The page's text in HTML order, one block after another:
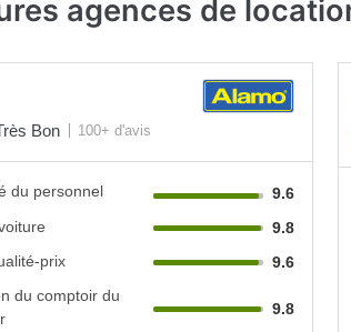
agences de
Bon 100+ d'avis
du personnel
9.6
9.8
prix
9.6
du comptoir du
9.8